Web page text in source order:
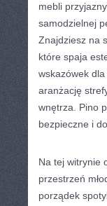
mebli
samodzielnej
Znajdziesz na
które spaja
wskazówek
aranżację
wnętrza. Pino
bezpieczne i
Na tej witrynie
przestrzeń
porządek